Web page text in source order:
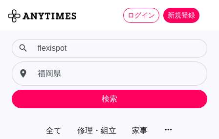
ログイン 新規登録
全て 修理・組立 家事 more_horiz
search
place
検索